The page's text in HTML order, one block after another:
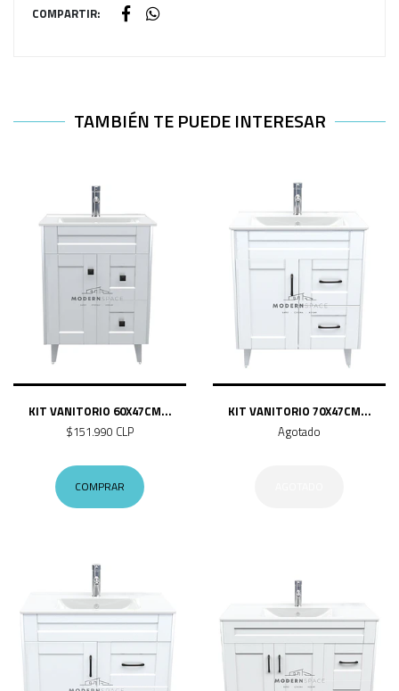
COMPARTIR:
TAMBIÉN TE PUEDE INTERESAR
KIT VANITORIO 60X47CM...
$151.990 CLP
COMPRAR
KIT VANITORIO 70X47CM...
Agotado